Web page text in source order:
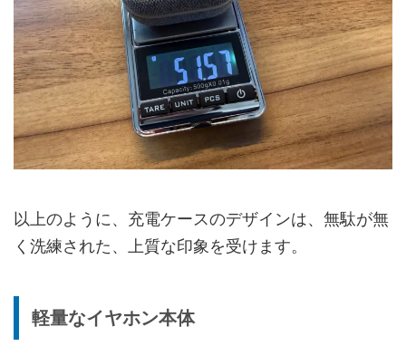
以上のように、充電ケースのデザインは、無駄が無
く洗練された、上質な印象を受けます。
軽量なイヤホン本体